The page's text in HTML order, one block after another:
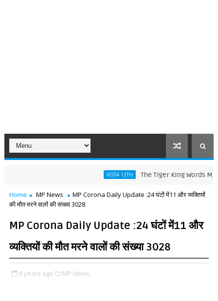
VISTA 12TH The Tiger King Words Meaning
Home MP News
MP Corona Daily Update :24 घंटों में11 और व्यक्तियों
की मौत मरने वालों की संख्या 3028
MP Corona Daily Update :24 घंटों में11 और
व्यक्तियों की मौत मरने वालों की संख्या 3028
6 years ago MP News,